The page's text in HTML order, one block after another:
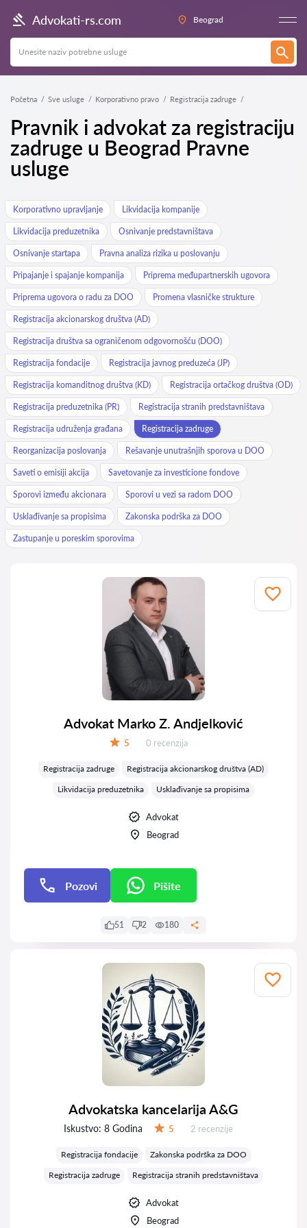
Advokati-rs.com Beograd
Početna Sve usluge Korporativno pravo Registracija zadruge
Pravnik i advokat za registraciju
zadruge u Beograd Pravne
usluge
Korporativno upravljanje Likvidacija kompanije
Likvidacija preduzetnika Osnivanje predstavništava
Osnivanje startapa Pravna analiza rizika u poslovanju
Pripajanje i spajanje kompanija Priprema međupartnerskih ugovora
Priprema ugovora o radu za DOO Promena vlasničke strukture
Registracija akcionarskog društva (AD)
Registracija društva sa ograničenom odgovornošću (DOO)
Registracija fondacije Registracija javnog preduzeća (JP)
Registracija komanditnog društva (KD) Registracija ortačkog društva (OD)
Registracija preduzetnika (PR) Registracija stranih predstavništava
Registracija udruženja građana Registracija zadruge
Reorganizacija poslovanja Rešavanje unutrašnjih sporova u DOO
Saveti o emisiji akcija Savetovanje za investicione fondove
Sporovi između akcionara Sporovi u vezi sa radom DOO
Usklađivanje sa propisima Zakonska podrška za DOO
Zastupanje u poreskim sporovima
Advokat Marko Z. Andjelković
5 Recenzija:
0 recenzija
Registracija zadruge
Registracija akcionarskog društva (AD)
Likvidacija preduzetnika
Usklađivanje sa propisima
Advokat
Beograd
Pozovi Pišite
51 2 180
Advokatska kancelarija A&G
Iskustvo: 8 Godina 5 Recenzija:
2 recenzije
Registracija fondacije
Zakonska podrška za DOO
Registracija zadruge
Registracija stranih predstavništava
Advokat
Beograd